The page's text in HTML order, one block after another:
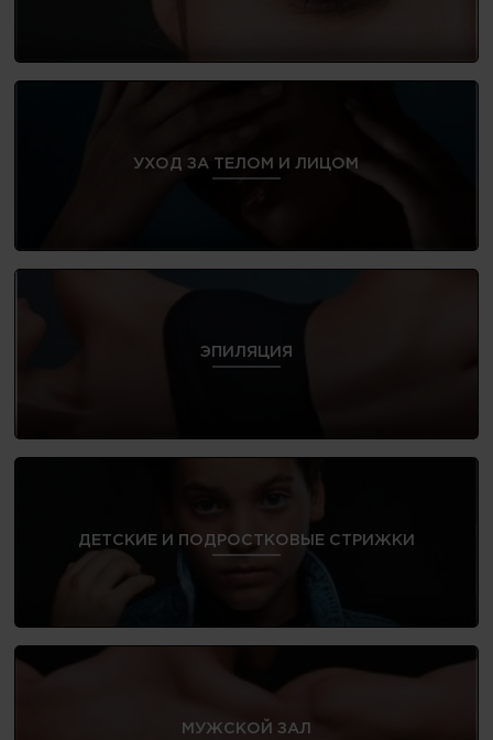
УХОД ЗА ТЕЛОМ И ЛИЦОМ
ЭПИЛЯЦИЯ
ДЕТСКИЕ И ПОДРОСТКОВЫЕ СТРИЖКИ
МУЖСКОЙ ЗАЛ